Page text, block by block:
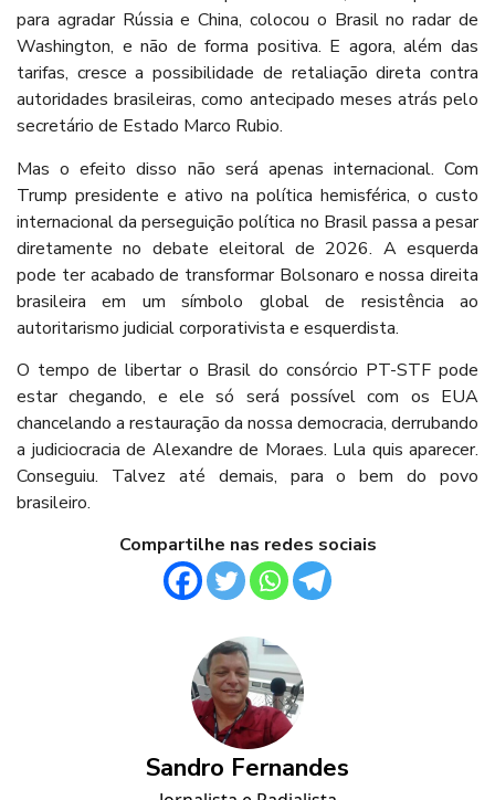
para agradar Rússia e China, colocou o Brasil no radar de
Washington, e não de forma positiva. E agora, além das
tarifas, cresce a possibilidade de retaliação direta contra
autoridades brasileiras, como antecipado meses atrás pelo
secretário de Estado Marco Rubio.
Mas o efeito disso não será apenas internacional. Com
Trump presidente e ativo na política hemisférica, o custo
internacional da perseguição política no Brasil passa a pesar
diretamente no debate eleitoral de 2026. A esquerda
pode ter acabado de transformar Bolsonaro e nossa direita
brasileira em um símbolo global de resistência ao
autoritarismo judicial corporativista e esquerdista.
O tempo de libertar o Brasil do consórcio PT-STF pode
estar chegando, e ele só será possível com os EUA
chancelando a restauração da nossa democracia, derrubando
a judiciocracia de Alexandre de Moraes. Lula quis aparecer.
Conseguiu. Talvez até demais, para o bem do povo
brasileiro.
Compartilhe nas redes sociais
Sandro Fernandes